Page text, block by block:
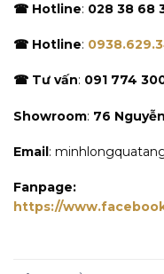
☎ Hotline: 028 38 68
☎ Hotline:
☎ Tư vấn: 091 774
Showroom: 76
Email:
Fanpage:
https://